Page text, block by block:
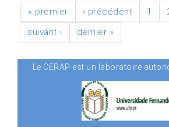
« premier ‹ précédent 1
suivant ›
dernier »
Le CERAP est un laboratoire